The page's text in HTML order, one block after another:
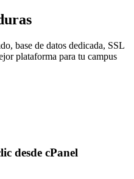
base de datos dedicada, SSL
plataforma para tu campus
desde cPanel